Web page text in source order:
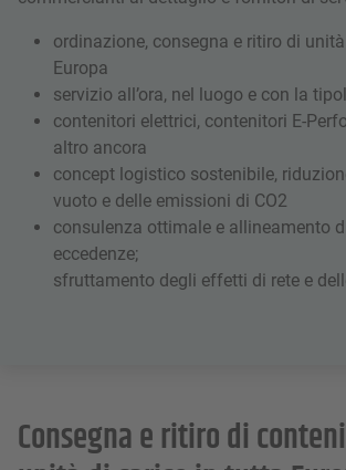
ordinazione, consegna e ritiro di
Europa
servizio all’ora, nel luogo e con la
contenitori elettrici, contenitori E-
altro ancora
concept logistico sostenibile,
vuoto e delle emissioni di CO2
consulenza ottimale e allineamento
eccedenze;
sfruttamento degli effetti di rete e
Consegna e ritiro di